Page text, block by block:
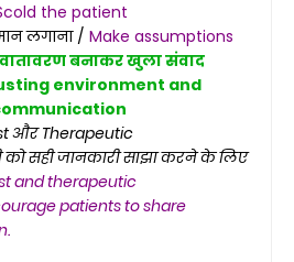
the patient
लगाना / Make assumptions
वातावरण बनाकर खुला संवाद
environment and
और Therapeutic
को सही जानकारी साझा करने के लिए
and therapeutic
patients to share